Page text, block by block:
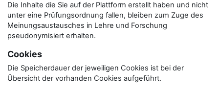
Die Inhalte die Sie auf der Plattform erstellt haben und nicht
unter eine Prüfungsordnung fallen, bleiben zum Zuge des
Meinungsaustausches in Lehre und Forschung
pseudonymisiert erhalten.
Cookies
Die Speicherdauer der jeweiligen Cookies ist bei der
Übersicht der vorhanden Cookies aufgeführt.